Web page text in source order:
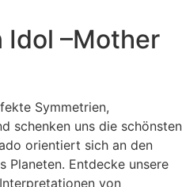
Idol –Mother
Symmetrien,
schenken uns die schönsten
orientiert sich an den
Planeten. Entdecke unsere
von